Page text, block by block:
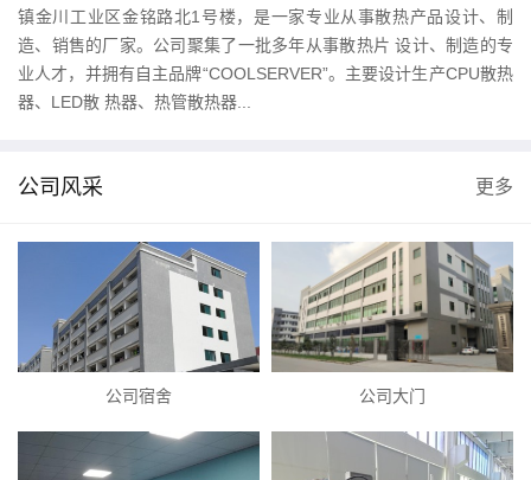
镇金川工业区金铭路北1号楼，是一家专业从事散热产品设计、制
造、销售的厂家。公司聚集了一批多年从事散热片 设计、制造的专
业人才，并拥有自主品牌“COOLSERVER”。主要设计生产CPU散热
器、LED散 热器、热管散热器...
公司风采 更多
公司宿舍 公司大门